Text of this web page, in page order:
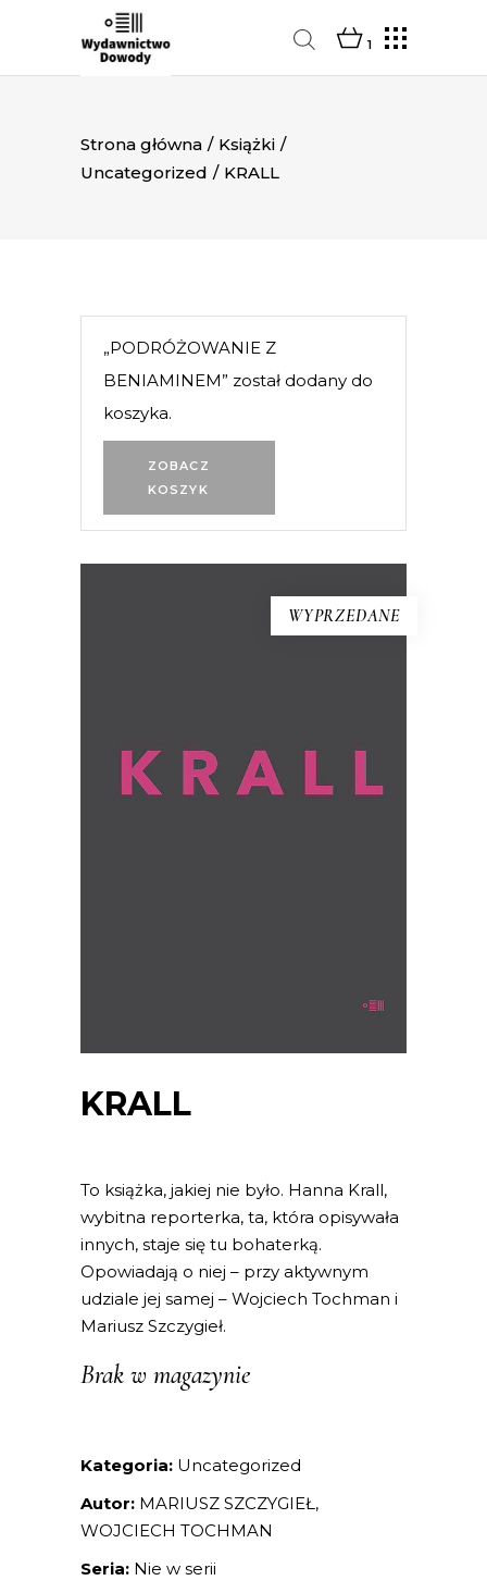
1
Strona główna / Książki /
Uncategorized / KRALL
ZOBACZ
KOSZYK
„PODRÓŻOWANIE Z
BENIAMINEM” został dodany do
koszyka.
WYPRZEDANE
KRALL
To książka, jakiej nie było. Hanna Krall,
wybitna reporterka, ta, która opisywała
innych, staje się tu bohaterką.
Opowiadają o niej – przy aktywnym
udziale jej samej – Wojciech Tochman i
Mariusz Szczygieł.
Brak w magazynie
Kategoria: Uncategorized
Autor: MARIUSZ SZCZYGIEŁ,
WOJCIECH TOCHMAN
Seria: Nie w serii